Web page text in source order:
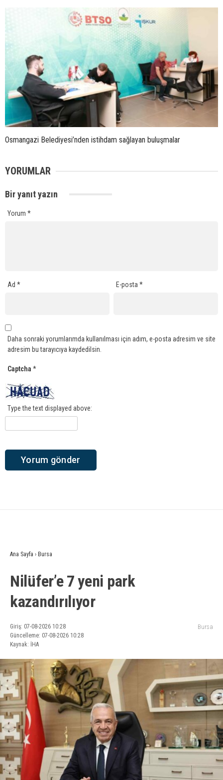
Osmangazi Belediyesi’nden istihdam sağlayan buluşmalar
YORUMLAR
Bir yanıt yazın
Yorum *
Ad * E-posta*
Daha sonraki yorumlarımda kullanılması için adım, e-posta adresim ve site
adresim bu tarayıcıya kaydedilsin.
Captcha *
Type the text displayed above:
Ana Sayfa › Bursa
Nilüfer’e 7 yeni park
kazandırılıyor
Giriş: 07-08-2026 10:28
Güncelleme: 07-08-2026 10:28
Kaynak: İHA
Bursa